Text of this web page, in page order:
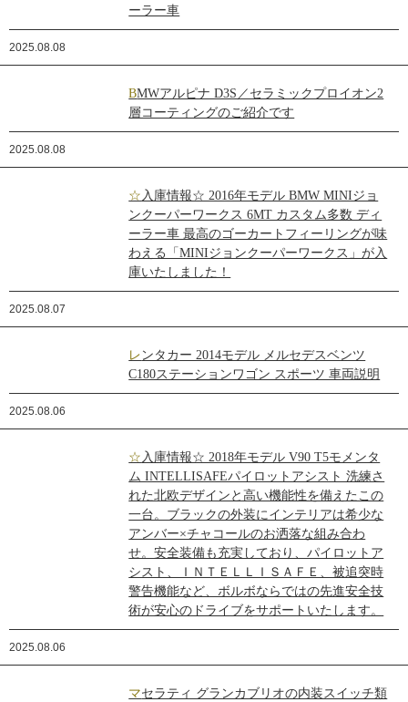
ーラー車
2025.08.08
BMWアルピナ D3S／セラミックプロイオン2
層コーティングのご紹介です
2025.08.08
☆入庫情報☆ 2016年モデル BMW MINIジョ
ンクーパーワークス 6MT カスタム多数 ディ
ーラー車 最高のゴーカートフィーリングが味
わえる「MINIジョンクーパーワークス」が入
庫いたしました！
2025.08.07
レンタカー 2014モデル メルセデスベンツ
C180ステーションワゴン スポーツ 車両説明
2025.08.06
☆入庫情報☆ 2018年モデル V90 T5モメンタ
ム INTELLISAFEパイロットアシスト 洗練さ
れた北欧デザインと高い機能性を備えたこの
一台。ブラックの外装にインテリアは希少な
アンバー×チャコールのお洒落な組み合わ
せ。安全装備も充実しており、パイロットア
シスト、ＩＮＴＥＬＬＩＳＡＦＥ、被追突時
警告機能など、ボルボならではの先進安全技
術が安心のドライブをサポートいたします。
2025.08.06
マセラティ グランカブリオの内装スイッチ類